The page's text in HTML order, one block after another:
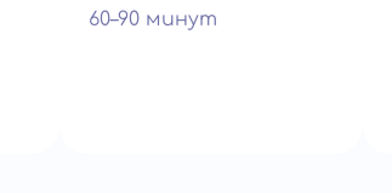
60–90 минут